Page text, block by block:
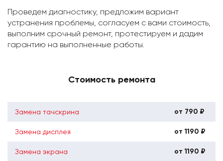
Проведем диагностику, предложим вариант
устранения проблемы, согласуем с вами стоимость,
выполним срочный ремонт, протестируем и дадим
гарантию на выполненные работы.
Стоимость ремонта
Замена тачскрина от 790 ₽
Замена дисплея от 1190 ₽
Замена экрана от 1190 ₽